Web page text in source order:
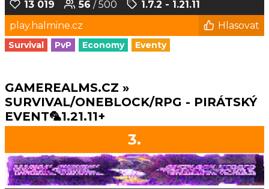
13 019 56 / 500
1.7.2 - 1.21.11
play.halmine.cz
Hlasovat
Survival PvP Economy Eventy
GAMEREALMS.CZ »
SURVIVAL/ONEBLOCK/RPG - PIRÁTSKÝ
EVENT🦜1.21.11+
3.